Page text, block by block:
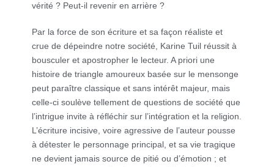
vérité ? Peut-il revenir en arrière ?
Par la force de son écriture et sa façon réaliste et
crue de dépeindre notre société, Karine Tuil réussit à
bousculer et apostropher le lecteur. A priori une
histoire de triangle amoureux basée sur le mensonge
peut paraître classique et sans intérêt majeur, mais
celle-ci soulève tellement de questions de société que
l’intrigue invite à réfléchir sur l’intégration et la religion.
L’écriture incisive, voire agressive de l’auteur pousse
à détester le personnage principal, et sa vie tragique
ne devient jamais source de pitié ou d’émotion ; et